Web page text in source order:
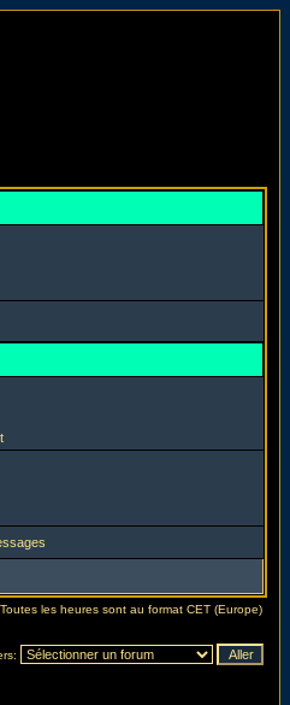
Toutes les heures sont au format CET (Europe)